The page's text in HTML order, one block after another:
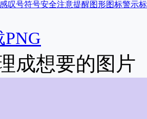
感叹号符号安全注意提醒图形图标警示
成想要的图片